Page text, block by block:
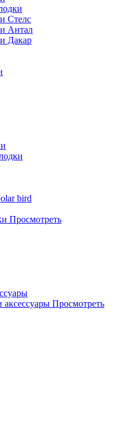
Стелс
Антал
Дакар
bird
Просмотреть
Просмотреть